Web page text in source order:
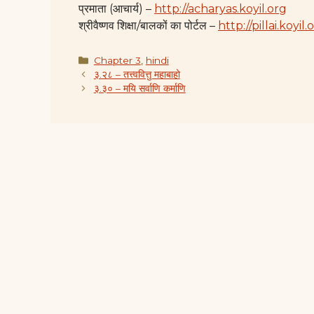
प्रमाता (आचार्य) – http://acharyas.koyil.org
श्रीवैष्णव शिक्षा/बालकों का पोर्टल – http://
Categories
Chapter 3 hindi
३.२८ – तत्त्ववित्तु महाबाहो
३.३० – मयि सर्वाणि कर्माणि